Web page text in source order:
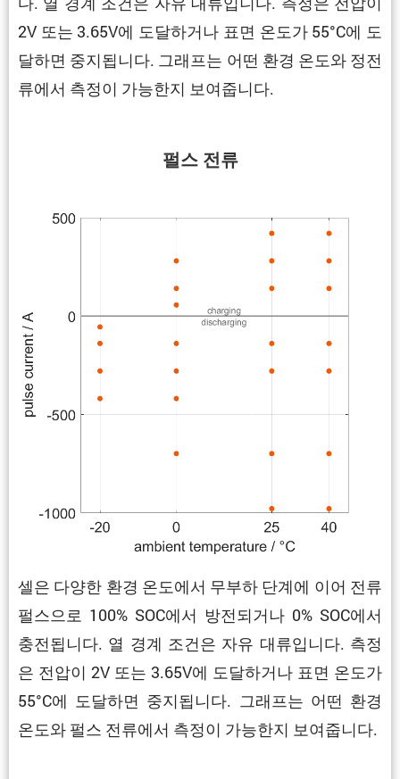
2V 또는 3.65V에 도달하거나 표면 온도가 55°C에 도
달하면 중지됩니다. 그래프는 어떤 환경 온도와 정전
류에서 측정이 가능한지 보여줍니다.
펄스 전류
셀은 다양한 환경 온도에서 무부하 단계에 이어 전류
펄스으로 100% SOC에서 방전되거나 0% SOC에서
충전됩니다. 열 경계 조건은 자유 대류입니다. 측정
은 전압이 2V 또는 3.65V에 도달하거나 표면 온도가
55°C에 도달하면 중지됩니다. 그래프는 어떤 환경
온도와 펄스 전류에서 측정이 가능한지 보여줍니다.